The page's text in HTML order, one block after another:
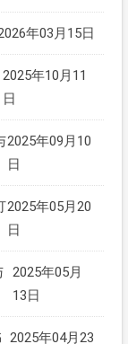
年03月15日
2025年10月11
日
2025年09月10
日
2025年05月20
日
2025年05月
13日
2025年04月23